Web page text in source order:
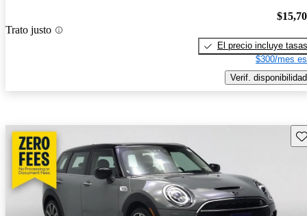
Trato justo
El precio incluye tasas
$300/mes
Verif. disponibilidad